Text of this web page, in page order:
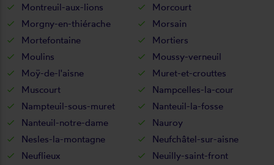
Montreuil-aux-lions
Morcourt
Morgny-en-thiérache
Morsain
Mortefontaine
Mortiers
Moulins
Moussy-verneuil
Moÿ-de-l'aisne
Muret-et-crouttes
Muscourt
Nampcelles-la-cour
Nampteuil-sous-muret
Nanteuil-la-fosse
Nanteuil-notre-dame
Nauroy
Nesles-la-montagne
Neufchâtel-sur-aisne
Neuflieux
Neuilly-saint-front